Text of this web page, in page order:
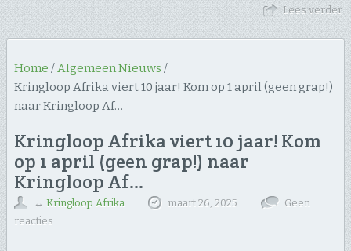
Lees verder
Home /Algemeen Nieuws /
Kringloop Afrika viert 10 jaar! Kom op 1 april (geen grap!)
naar Kringloop Af…
Kringloop Afrika viert 10 jaar! Kom
op 1 april (geen grap!) naar
Kringloop Af…
↔ Kringloop Afrika maart 26, 2025
Geen
reacties